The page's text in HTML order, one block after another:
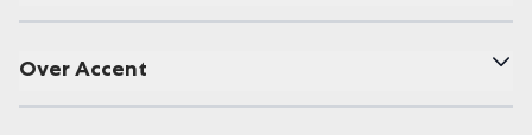
Over Accent